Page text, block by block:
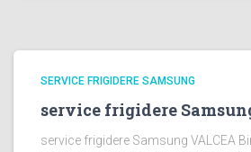
SERVICE FRIGIDERE SAMSUNG
service frigidere
service frigidere Samsung VALCEA